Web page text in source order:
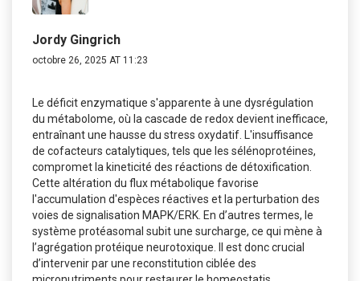
Jordy Gingrich
octobre 26, 2025 AT 11:23
Le déficit enzymatique s'apparente à une dysrégulation
du métabolome, où la cascade de redox devient inefficace,
entraînant une hausse du stress oxydatif. L'insuffisance
de cofacteurs catalytiques, tels que les sélénoprotéines,
compromet la kineticité des réactions de détoxification.
Cette altération du flux métabolique favorise
l'accumulation d'espèces réactives et la perturbation des
voies de signalisation MAPK/ERK. En d’autres termes, le
système protéasomal subit une surcharge, ce qui mène à
l’agrégation protéique neurotoxique. Il est donc crucial
d’intervenir par une reconstitution ciblée des